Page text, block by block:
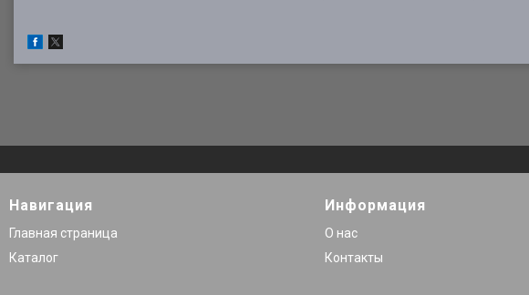
Навигация
Главная страница
Каталог
Информация
О нас
Контакты